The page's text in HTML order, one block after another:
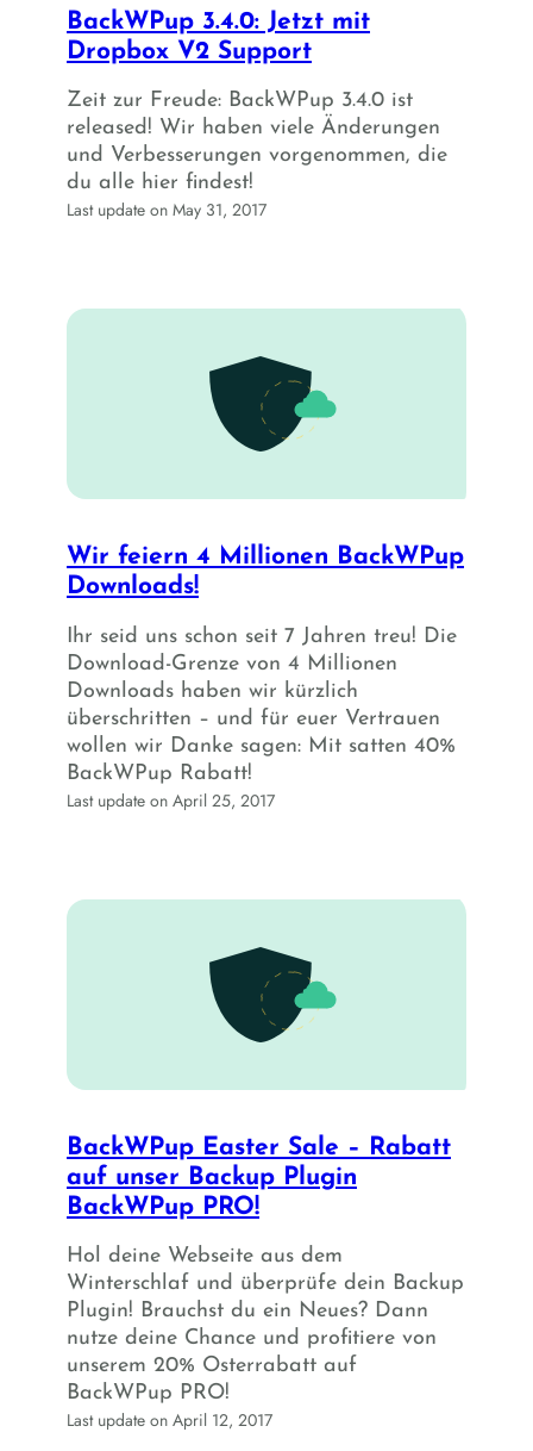
BackWPup 3.4.0: Jetzt mit
Dropbox V2 Support
Zeit zur Freude: BackWPup 3.4.0 ist
released! Wir haben viele Änderungen
und Verbesserungen vorgenommen, die
du alle hier findest!
Last update on May 31, 2017
Wir feiern 4 Millionen BackWPup
Downloads!
Ihr seid uns schon seit 7 Jahren treu! Die
Download-Grenze von 4 Millionen
Downloads haben wir kürzlich
überschritten – und für euer Vertrauen
wollen wir Danke sagen: Mit satten 40%
BackWPup Rabatt!
Last update on April 25, 2017
BackWPup Easter Sale – Rabatt
auf unser Backup Plugin
BackWPup PRO!
Hol deine Webseite aus dem
Winterschlaf und überprüfe dein Backup
Plugin! Brauchst du ein Neues? Dann
nutze deine Chance und profitiere von
unserem 20% Osterrabatt auf
BackWPup PRO!
Last update on April 12, 2017